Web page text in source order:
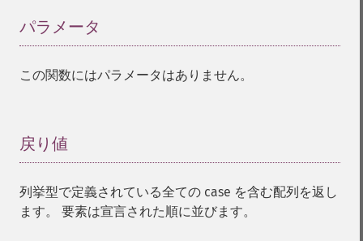
パラメータ
この関数にはパラメータはありません。
戻り値
列挙型で定義されている全ての case を含む配列を返し
ます。 要素は宣言された順に並びます。